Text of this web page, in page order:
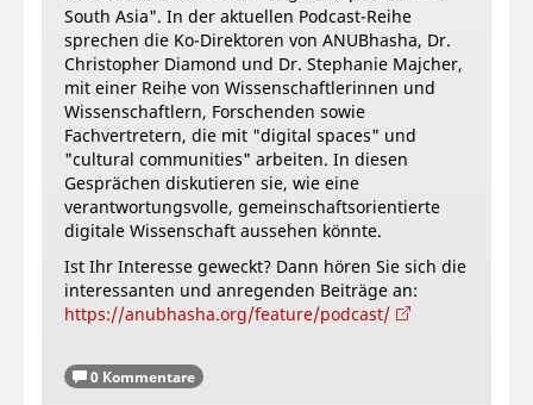
South Asia". In der aktuellen Podcast-Reihe
sprechen die Ko-Direktoren von ANUBhasha, Dr.
Christopher Diamond und Dr. Stephanie Majcher,
mit einer Reihe von Wissenschaftlerinnen und
Wissenschaftlern, Forschenden sowie
Fachvertretern, die mit "digital spaces" und
"cultural communities" arbeiten. In diesen
Gesprächen diskutieren sie, wie eine
verantwortungsvolle, gemeinschaftsorientierte
digitale Wissenschaft aussehen könnte.
Ist Ihr Interesse geweckt? Dann hören Sie sich die
interessanten und anregenden Beiträge an:
https://anubhasha.org/feature/podcast/
0 Kommentare